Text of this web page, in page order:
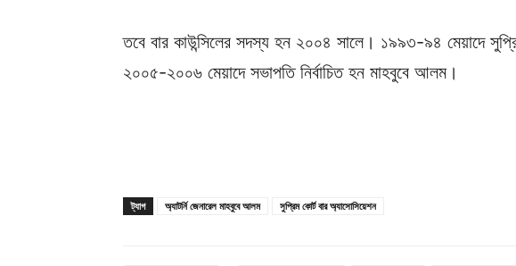
তবে বার কাউন্সিলের সদস্য হন ২০০৪ সালে। ১৯৯৩-৯৪ মেয়াদে
২০০৫-২০০৬ মেয়াদে সভাপতি নির্বাচিত হন মাহবুবে আলম।
ট্যাগ অ্যাটর্নি জেনারেল মাহবুবে আলম সুপ্রিম কোর্ট বার অ্যাসোসিয়েশন